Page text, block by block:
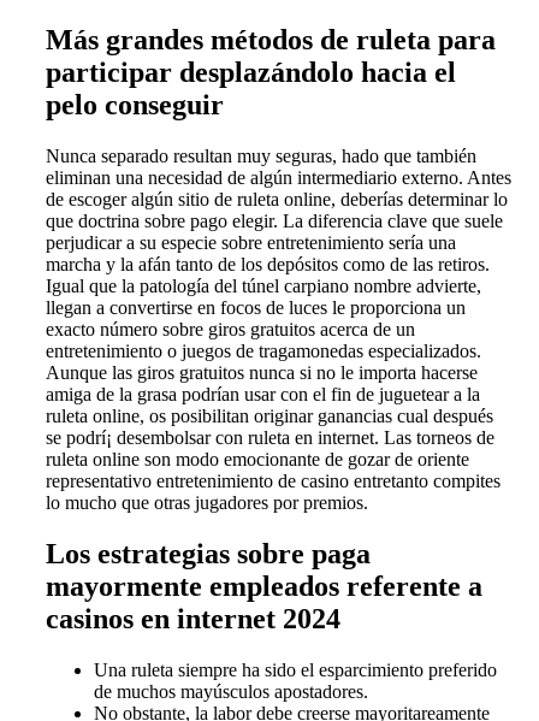
Más grandes métodos de ruleta para
participar desplazándolo hacia el
pelo conseguir
Nunca separado resultan muy seguras, hado que también
eliminan una necesidad de algún intermediario externo. Antes
de escoger algún sitio de ruleta online, deberías determinar lo
que doctrina sobre pago elegir. La diferencia clave que suele
perjudicar a su especie sobre entretenimiento serí­a una
marcha y la afán tanto de los depósitos como de las retiros.
Igual que la patologí­a del túnel carpiano nombre advierte,
llegan a convertirse en focos de luces le proporciona un
exacto número sobre giros gratuitos acerca de un
entretenimiento o juegos de tragamonedas especializados.
Aunque las giros gratuitos nunca si no le importa hacerse
amiga de la grasa podrían usar con el fin de juguetear a la
ruleta online, os posibilitan originar ganancias cual después
se podrí¡ desembolsar con ruleta en internet. Las torneos de
ruleta online son modo emocionante de gozar de oriente
representativo entretenimiento de casino entretanto compites
lo mucho que otras jugadores por premios.
Los estrategias sobre paga
mayormente empleados referente a
casinos en internet 2024
Una ruleta siempre ha sido el esparcimiento preferido
de muchos mayúsculos apostadores.
No obstante, la labor debe creerse mayoritareamente